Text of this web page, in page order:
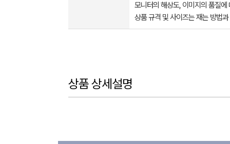
모니터의 해상도, 이미지의 품질
상품 규격 및 사이즈는 재는 방법
상품 상세설명